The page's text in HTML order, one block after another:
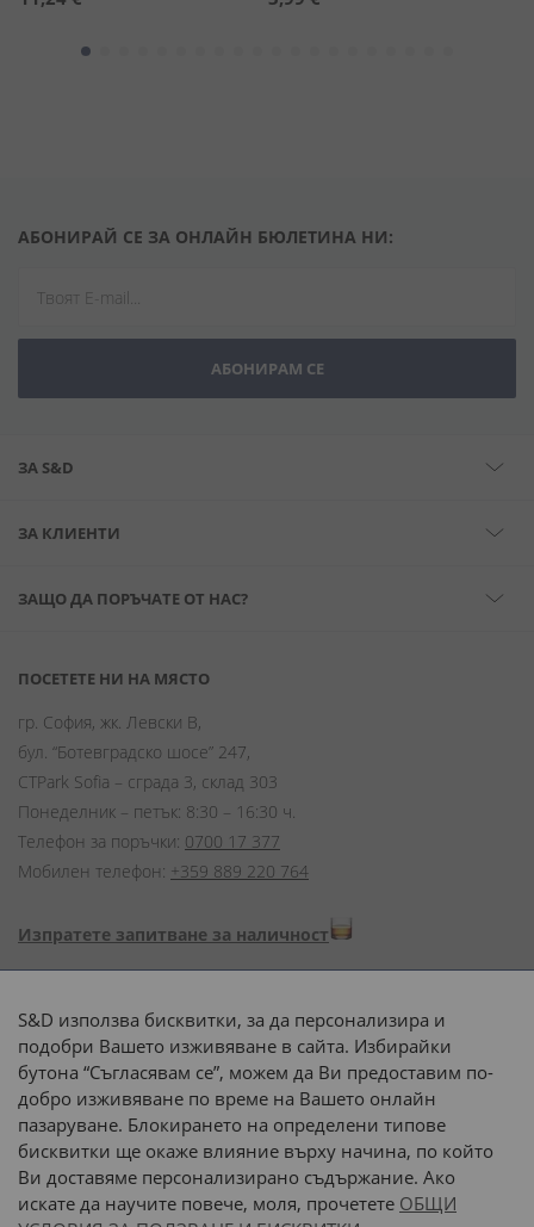
АБОНИРАЙ СЕ ЗА ОНЛАЙН БЮЛЕТИНА НИ:
АБОНИРАМ СЕ
ЗА S&D
ЗА КЛИЕНТИ
ЗАЩО ДА ПОРЪЧАТЕ ОТ НАС?
ПОСЕТЕТЕ НИ НА МЯСТО
гр. София, жк. Левски В,
бул. “Ботевградско шосе” 247,
CTPark Sofia – сграда 3, склад 303
Понеделник – петък: 8:30 – 16:30 ч.
Телефон за поръчки: 0700 17 377
Мобилен телефон: +359 889 220 764
Изпратете запитване за наличност
Начини на плащане:
Доставка до адрес с:
или
наш транспорт
S&D използва бисквитки, за да персонализира и
подобри Вашето изживяване в сайта. Избирайки
бутона “Съгласявам се”, можем да Ви предоставим по-
добро изживяване по време на Вашето онлайн
пазаруване. Блокирането на определени типове
бисквитки ще окаже влияние върху начина, по който
Ви доставяме персонализирано съдържание. Ако
искате да научите повече, моля, прочетете ОБЩИ